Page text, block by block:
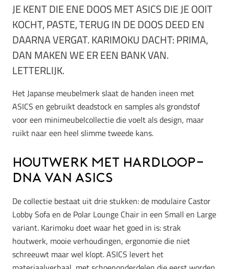
JE KENT DIE ENE DOOS MET ASICS DIE JE OOIT
KOCHT, PASTE, TERUG IN DE DOOS DEED EN
DAARNA VERGAT. KARIMOKU DACHT: PRIMA,
DAN MAKEN WE ER EEN BANK VAN.
LETTERLIJK.
Het Japanse meubelmerk slaat de handen ineen met
ASICS en gebruikt deadstock en samples als grondstof
voor een minimeubelcollectie die voelt als design, maar
ruikt naar een heel slimme tweede kans.
Houtwerk met hardloop-
DNA van ASICS
De collectie bestaat uit drie stukken: de modulaire Castor
Lobby Sofa en de Polar Lounge Chair in een Small en Large
variant. Karimoku doet waar het goed in is: strak
houtwerk, mooie verhoudingen, ergonomie die niet
schreeuwt maar wel klopt. ASICS levert het